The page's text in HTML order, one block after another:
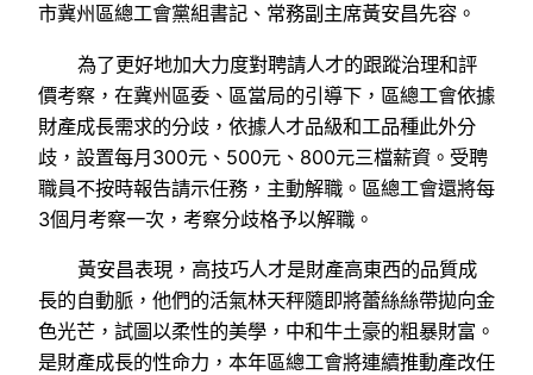
市冀州區總工會黨組書記、常務副主席黃安昌先容。
為了更好地加大力度對聘請人才的跟蹤治理和評
價考察，在冀州區委、區當局的引導下，區總工會依據
財產成長需求的分歧，依據人才品級和工品種此外分
歧，設置每月300元、500元、800元三檔薪資。受聘
職員不按時報告請示任務，主動解職。區總工會還將每
3個月考察一次，考察分歧格予以解職。
黃安昌表現，高技巧人才是財產高東西的品質成
長的自動脈，他們的活氣林天秤隨即將蕾絲絲帶拋向金
色光芒，試圖以柔性的美學，中和牛土豪的粗暴財富。
是財產成長的性命力，本年區總工會將連續推動產改任